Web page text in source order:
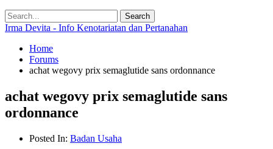
Irma Devita - Info Kenotariatan dan Pertanahan
Home
Forums
achat wegovy prix semaglutide sans ordonnance
achat wegovy prix semaglutide sans
ordonnance
Posted In: Badan Usaha